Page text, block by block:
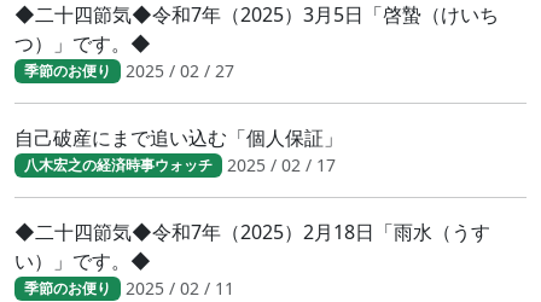
◆二十四節気◆令和7年（2025）3月5日「啓蟄（けいち
つ）」です。◆
季節のお便り 2025 / 02 / 27
自己破産にまで追い込む「個人保証」
八木宏之の経済時事ウォッチ 2025 / 02 / 17
◆二十四節気◆令和7年（2025）2月18日「雨水（うす
い）」です。◆
季節のお便り 2025 / 02 / 11